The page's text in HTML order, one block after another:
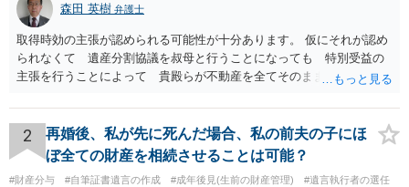
森田 英樹 弁護士
取得時効の主張が認められる可能性が十分あります。 仮にそれが認め
られなくて 遺産分割協議を叔母と行うことになっても 特別受益の
主張を行うことによって 貴殿らが不動産を全てそのまま取得できる
2
再婚後、私が先に死んだ場合、私の前夫の子にほ
ぼ全ての財産を相続させることは可能？
#財産分与 #自筆証書遺言の作成 #成年後見(生前の財産管理) #遺言執行者の選任